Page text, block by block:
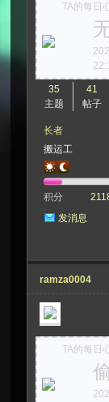
次
虫
TA的每日
35
主题
41
帖子
长者
搬运工
积分
发消息
ramza0004
TA的每日